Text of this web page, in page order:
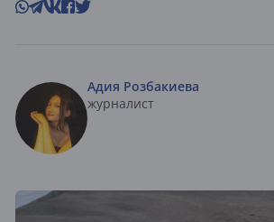
Адия Розбакиева
журналист